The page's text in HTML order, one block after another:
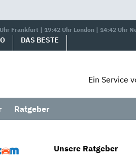
Frankfurt | 19:42 Uhr London | 14:42 Uhr
DAS BESTE
Ein Service
Ratgeber
Unsere Ratgeber